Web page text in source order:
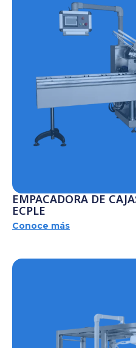
EMPACADORA DE
ECPLE
Conoce más